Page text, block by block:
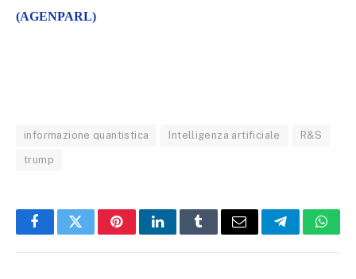
(AGENPARL)
informazione quantistica Intelligenza artificiale R&S
trump
FacebookTwitterPinterestLinkedInTumblrEmail Telegram